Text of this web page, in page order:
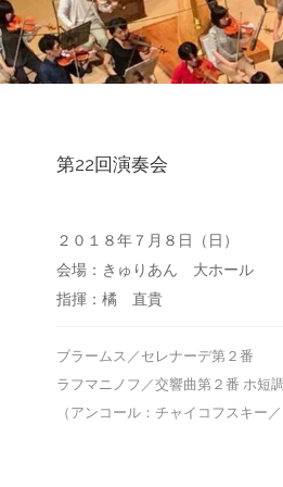
第22回演奏会
２０１８年７月８日（日）
会場：きゅりあん 大ホール
指揮：橘 直貴
ブラームス／セレナーデ第２番
ラフマニノフ／交響曲第２番 ホ短調
（アンコール：チャイコフスキー